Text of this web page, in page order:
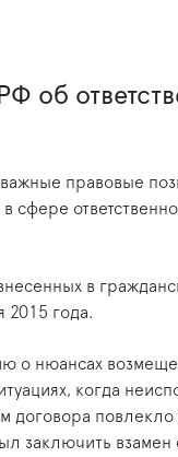
об
правовые
сфере
в
2015 года.
о нюансах
когда
повлекло
заключить взамен